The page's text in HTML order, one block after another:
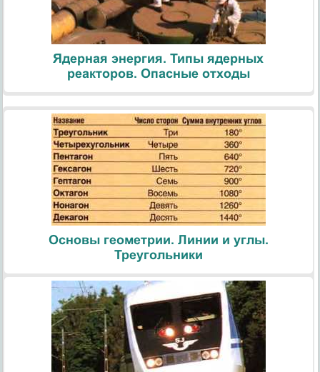
Ядерная энергия. Типы ядерных
реакторов. Опасные отходы
Основы геометрии. Линии и углы.
Треугольники